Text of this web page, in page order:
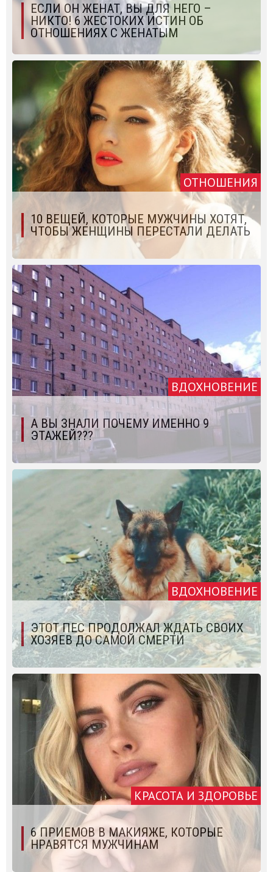
ЕСЛИ ОН ЖЕНАТ, ВЫ ДЛЯ НЕГО –
НИКТО! 6 ЖЕСТОКИХ ИСТИН ОБ
ОТНОШЕНИЯХ С ЖЕНАТЫМ
ОТНОШЕНИЯ
10 ВЕЩЕЙ, КОТОРЫЕ МУЖЧИНЫ ХОТЯТ,
ЧТОБЫ ЖЕНЩИНЫ ПЕРЕСТАЛИ ДЕЛАТЬ
ВДОХНОВЕНИЕ
А ВЫ ЗНАЛИ ПОЧЕМУ ИМЕННО 9
ЭТАЖЕЙ???
ВДОХНОВЕНИЕ
ЭТОТ ПЕС ПРОДОЛЖАЛ ЖДАТЬ СВОИХ
ХОЗЯЕВ ДО САМОЙ СМЕРТИ
КРАСОТА И ЗДОРОВЬЕ
6 ПРИЕМОВ В МАКИЯЖЕ, КОТОРЫЕ
НРАВЯТСЯ МУЖЧИНАМ